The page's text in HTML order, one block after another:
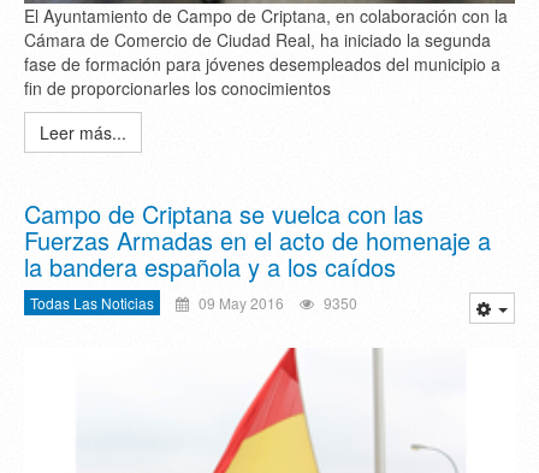
El Ayuntamiento de Campo de Criptana, en colaboración con la
Cámara de Comercio de Ciudad Real, ha iniciado la segunda
fase de formación para jóvenes desempleados del municipio a
fin de proporcionarles los conocimientos
Leer más...
Campo de Criptana se vuelca con las
Fuerzas Armadas en el acto de homenaje a
la bandera española y a los caídos
Todas Las Noticias 09 May 2016 9350